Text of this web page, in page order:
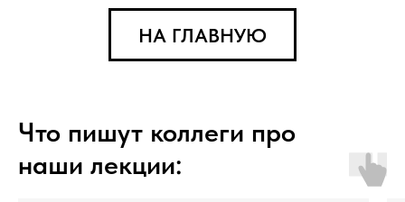
НА ГЛАВНУЮ
Что пишут коллеги про
наши лекции: